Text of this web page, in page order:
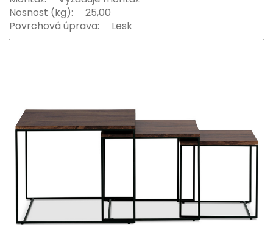
Nosnost (kg): 25,00
Povrchová úprava: Lesk